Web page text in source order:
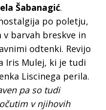
Šabanagić.
po poletju,
v barvah breskve in
odtenki. Revijo
Iris Mulej, ki je tudi
Liscinega perila.
pa so tudi
v njihovih